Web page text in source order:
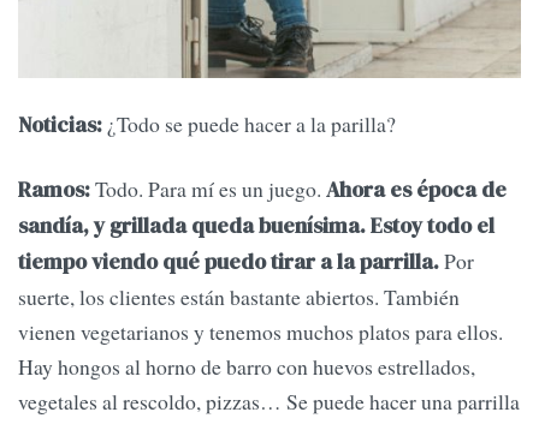
Noticias: ¿Todo se puede hacer a la parilla?
Ramos:Todo. Para mí es un juego. Ahora es época de
sandía, y grillada queda buenísima. Estoy todo el
tiempo viendo qué puedo tirar a la parrilla.Por
suerte, los clientes están bastante abiertos. También
vienen vegetarianos y tenemos muchos platos para ellos.
Hay hongos al horno de barro con huevos estrellados,
vegetales al rescoldo, pizzas… Se puede hacer una parrilla